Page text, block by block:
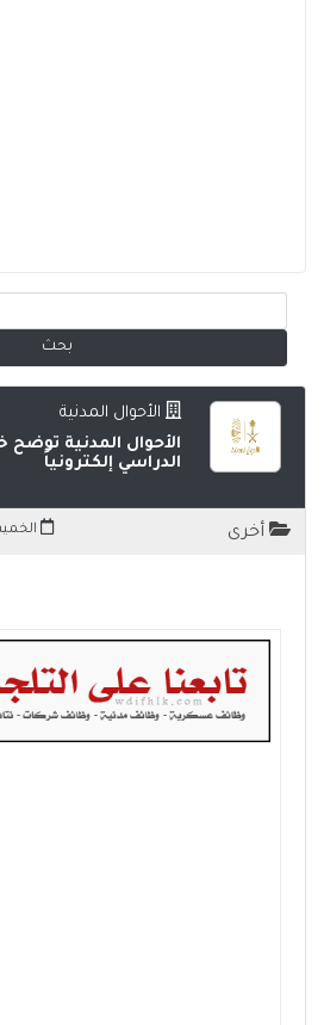
الأحوال المدنية
الأحوال المدنية
الدراسي إلكترونياً
أخرى الخميس ١٤٤٥/